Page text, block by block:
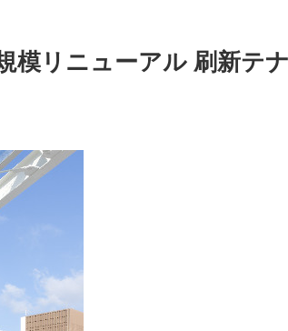
模リニューアル 刷新テ